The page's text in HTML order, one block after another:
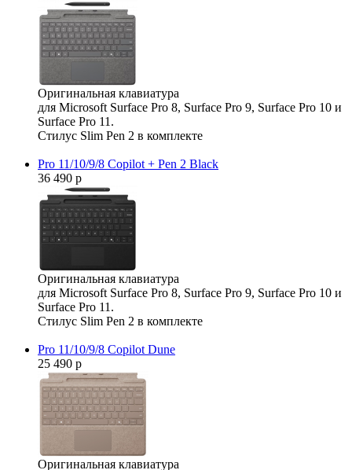
Оригинальная клавиатура
для Microsoft Surface Pro 8, Surface Pro 9, Surface Pro 10 и
Surface Pro 11.
Стилус Slim Pen 2 в комплекте
Pro 11/10/9/8 Copilot + Pen 2 Black
36 490 р
Оригинальная клавиатура
для Microsoft Surface Pro 8, Surface Pro 9, Surface Pro 10 и
Surface Pro 11.
Стилус Slim Pen 2 в комплекте
Pro 11/10/9/8 Copilot Dune
25 490 р
Оригинальная клавиатура